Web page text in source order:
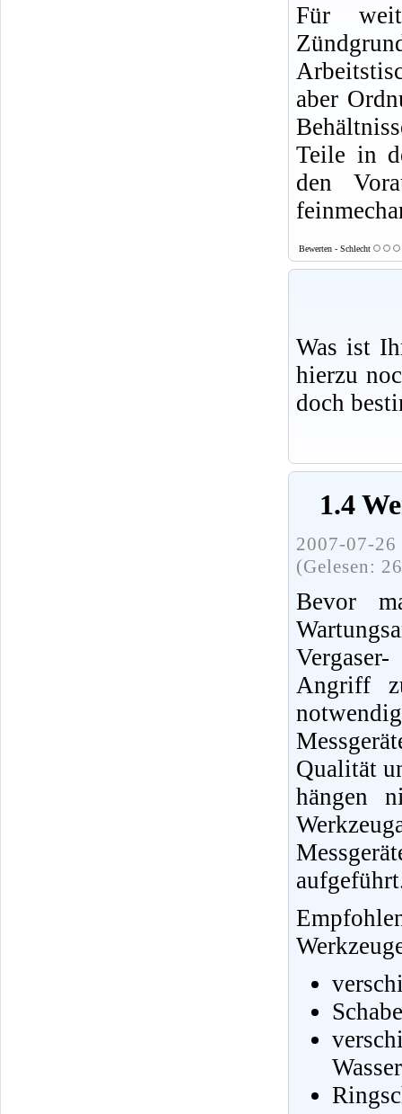
Für
aber
Teile in
den
Bewerten - Schlecht
Was ist
hierzu
doch
1.4
2007-07-
(Gelesen:
Bevor
Angriff
Qualität
hängen